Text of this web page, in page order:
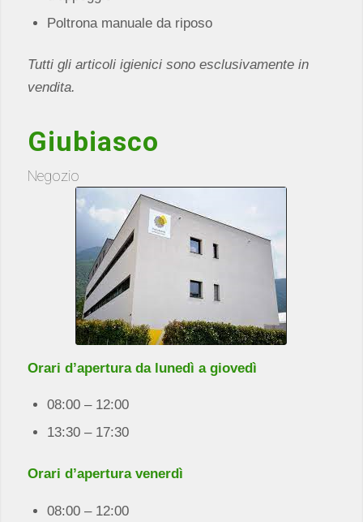
Poltrona manuale da riposo
Tutti gli articoli igienici sono esclusivamente in
vendita.
Giubiasco
Negozio
Orari d’apertura da lunedì a giovedì
08:00 – 12:00
13:30 – 17:30
Orari d’apertura venerdì
08:00 – 12:00